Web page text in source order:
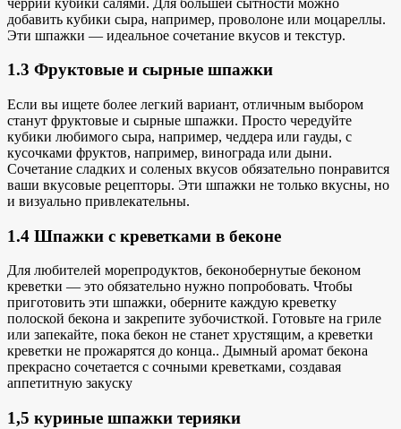
добавить кубики сыра, например, проволоне или моцареллы.
Эти шпажки — идеальное сочетание вкусов и текстур.
1.3 Фруктовые и сырные шпажки
Если вы ищете более легкий вариант, отличным выбором
станут фруктовые и сырные шпажки. Просто чередуйте
кубики любимого сыра, например, чеддера или гауды, с
кусочками фруктов, например, винограда или дыни.
Сочетание сладких и соленых вкусов обязательно понравится
ваши вкусовые рецепторы. Эти шпажки не только вкусны, но
и визуально привлекательны.
1.4 Шпажки с креветками в беконе
Для любителей морепродуктов, беконобернутые беконом
креветки — это обязательно нужно попробовать. Чтобы
приготовить эти шпажки, оберните каждую креветку
полоской бекона и закрепите зубочисткой. Готовьте на гриле
или запекайте, пока бекон не станет хрустящим, а креветки
креветки не прожарятся до конца.. Дымный аромат бекона
прекрасно сочетается с сочными креветками, создавая
аппетитную закуску
1,5 куриные шпажки терияки